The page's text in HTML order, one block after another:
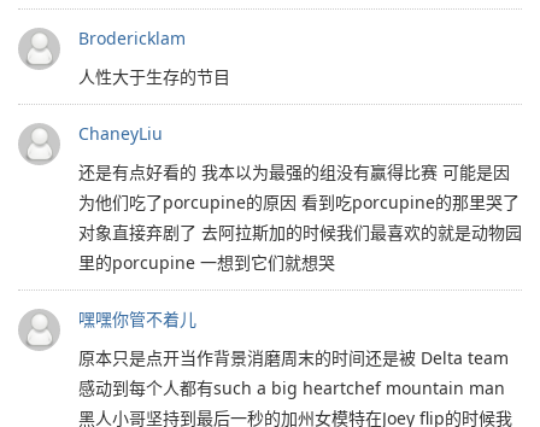
Brodericklam
人性大于生存的节目
ChaneyLiu
还是有点好看的 我本以为最强的组没有赢得比赛 可能是因
为他们吃了porcupine的原因 看到吃porcupine的那里哭了
对象直接弃剧了 去阿拉斯加的时候我们最喜欢的就是动物园
里的porcupine 一想到它们就想哭
嘿嘿你管不着儿
原本只是点开当作背景消磨周末的时间还是被 Delta team
感动到每个人都有such a big heartchef mountain man
黑人小哥坚持到最后一秒的加州女模特在Joey flip的时候我